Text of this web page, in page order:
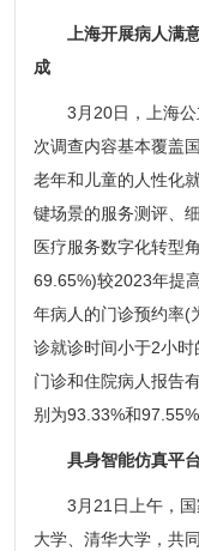
上海开展病人满
成
3月20日，上海公
次调查内容基本覆盖
老年和儿童的人性化
键场景的服务测评、
医疗服务数字化转型
69.65%)较2023年提
年病人的门诊预约率(
诊就诊时间小于2小时
门诊和住院病人报告
别为93.33%和
具身智能仿真平台
3月21日上午，国
大学、清华大学，共